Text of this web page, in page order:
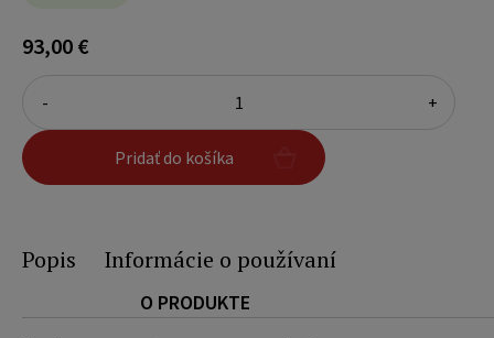
93,00 €
- +
Pridať do košíka
Popis Informácie o používaní
O PRODUKTE